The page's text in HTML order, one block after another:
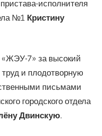
исполнителя
№1 Кристину
«ЖЭУ-7» за высокий
и плодотворную
письмами
городского отдела
Двинскую.